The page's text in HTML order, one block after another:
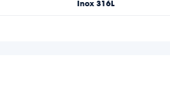
Inox 316L